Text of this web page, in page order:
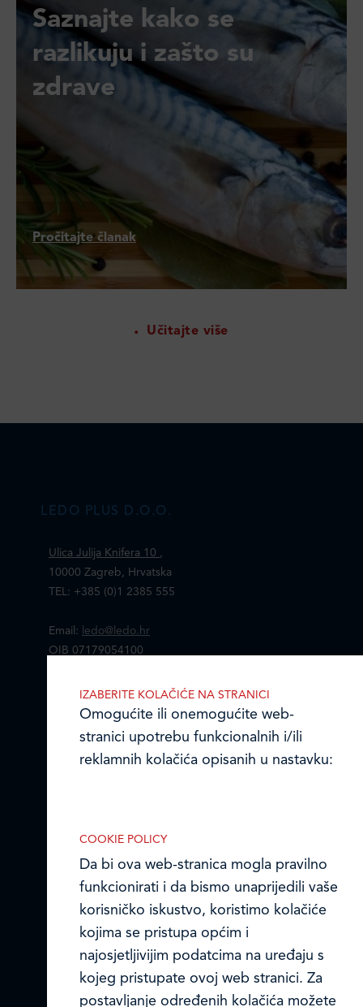
Saznajte kako se
razlikuju i zašto su
zdrave
Pročitajte članak
Učitajte više
LEDO PLUS D.O.O.
Ulica Julija Knifera 10 ,
10000 Zagreb, Hrvatska
TEL: +385 (0)1 2385 555
Email:
ledo@ledo.hr
OIB 07179054100
Ledo Hrvatska
Obavijest o Privatnosti i Kolačići
Privacy notice and Cookies
© LEDO plus d.o.o. 2026.
COOKIE POLICY
Da bi ova web-stranica mogla pravilno
funkcionirati i da bismo unaprijedili vaše
korisničko iskustvo, koristimo kolačiće
kojima se pristupa općim i
najosjetljivijim podatcima na uređaju s
kojeg pristupate ovoj web stranici. Za
postavljanje određenih kolačića možete
IZABERITE KOLAČIĆE NA STRANICI
Omogućite ili onemogućite web-
stranici upotrebu funkcionalnih i/ili
reklamnih kolačića opisanih u nastavku:
Nužni kolačići omogućuju osnovne
funkcionalnosti. Bez ovih kolačića, web-
stranica ne može pravilno funkcionirati,
a isključiti ih možete mijenjanjem
postavki u svome web-pregledniku.